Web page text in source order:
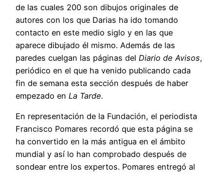
de las cuales 200 son dibujos originales de
autores con los que Darias ha ido tomando
contacto en este medio siglo y en las que
aparece dibujado él mismo. Además de las
paredes cuelgan las páginas del Diario de Avisos,
periódico en el que ha venido publicando cada
fin de semana esta sección después de haber
empezado en La Tarde.
En representación de la Fundación, el periodista
Francisco Pomares recordó que esta página se
ha convertido en la más antigua en el ámbito
mundial y así lo han comprobado después de
sondear entre los expertos. Pomares entregó al